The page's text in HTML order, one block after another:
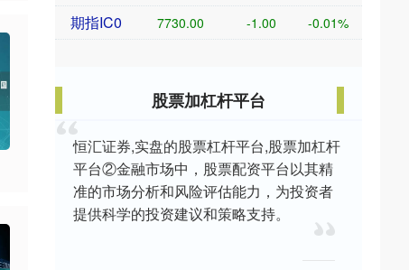
期指IC0 7730.00 -1.00 -0.01%
股票加杠杆平台
恒汇证券,实盘的股票杠杆平台,股票加杠杆
平台②金融市场中，股票配资平台以其精
准的市场分析和风险评估能力，为投资者
提供科学的投资建议和策略支持。